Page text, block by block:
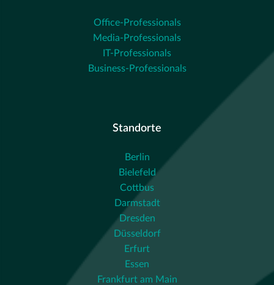
Office-Professionals
Media-Professionals
IT-Professionals
Business-Professionals
Standorte
Berlin
Bielefeld
Cottbus
Darmstadt
Dresden
Düsseldorf
Erfurt
Essen
Frankfurt am Main